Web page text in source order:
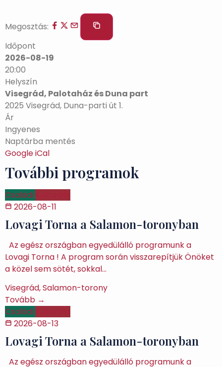
Megosztás:
Időpont
2026-08-19
20:00
Helyszín
Visegrád, Palotaház és Duna part
2025 Visegrád, Duna-parti út 1.
Ár
Ingyenes
Naptárba mentés
GoogleiCal
További programok
Családi
2026-08-11
Lovagi Torna a Salamon-toronyban
Az egész országban egyedülálló programunk a
Lovagi Torna ! A program során visszarepítjük Önöket
a közel sem sötét, sokkal…
Visegrád, Salamon-torony
Tovább →
Családi
2026-08-13
Lovagi Torna a Salamon-toronyban
Az egész országban egyedülálló programunk a